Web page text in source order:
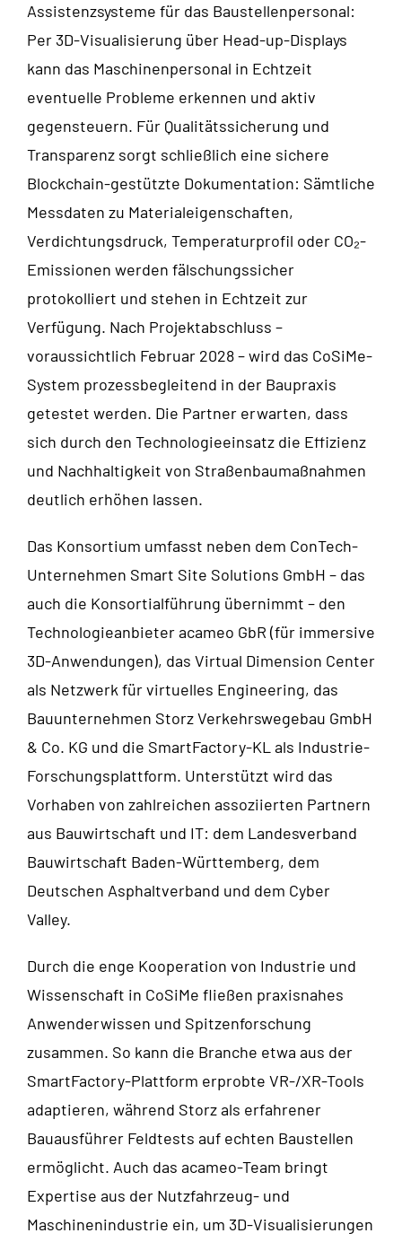
Assistenzsysteme für das Baustellenpersonal:
Per 3D-Visualisierung über Head-up-Displays
kann das Maschinenpersonal in Echtzeit
eventuelle Probleme erkennen und aktiv
gegensteuern. Für Qualitätssicherung und
Transparenz sorgt schließlich eine sichere
Blockchain-gestützte Dokumentation: Sämtliche
Messdaten zu Materialeigenschaften,
Verdichtungsdruck, Temperaturprofil oder CO₂-
Emissionen werden fälschungssicher
protokolliert und stehen in Echtzeit zur
Verfügung. Nach Projektabschluss –
voraussichtlich Februar 2028 – wird das CoSiMe-
System prozessbegleitend in der Baupraxis
getestet werden. Die Partner erwarten, dass
sich durch den Technologieeinsatz die Effizienz
und Nachhaltigkeit von Straßenbaumaßnahmen
deutlich erhöhen lassen.
Das Konsortium umfasst neben dem ConTech-
Unternehmen Smart Site Solutions GmbH – das
auch die Konsortialführung übernimmt – den
Technologieanbieter acameo GbR (für immersive
3D-Anwendungen), das Virtual Dimension Center
als Netzwerk für virtuelles Engineering, das
Bauunternehmen Storz Verkehrswegebau GmbH
& Co. KG und die SmartFactory-KL als Industrie-
Forschungsplattform. Unterstützt wird das
Vorhaben von zahlreichen assoziierten Partnern
aus Bauwirtschaft und IT: dem Landesverband
Bauwirtschaft Baden-Württemberg, dem
Deutschen Asphaltverband und dem Cyber
Valley.
Durch die enge Kooperation von Industrie und
Wissenschaft in CoSiMe fließen praxisnahes
Anwenderwissen und Spitzenforschung
zusammen. So kann die Branche etwa aus der
SmartFactory-Plattform erprobte VR-/XR-Tools
adaptieren, während Storz als erfahrener
Bauausführer Feldtests auf echten Baustellen
ermöglicht. Auch das acameo-Team bringt
Expertise aus der Nutzfahrzeug- und
Maschinenindustrie ein, um 3D-Visualisierungen